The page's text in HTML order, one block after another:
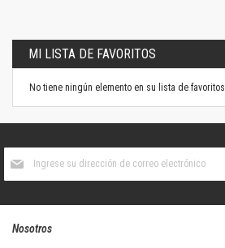
MI LISTA DE FAVORITOS
No tiene ningún elemento en su lista de favoritos.
boletín
Nosotros